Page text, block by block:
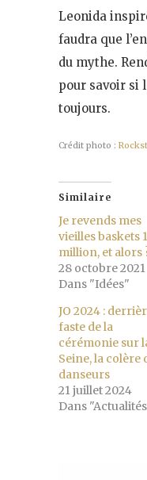
Leonida
faudra que
du mythe.
pour savoir si
toujours.
Crédit photo :
Similaire
Je revends mes
vieilles baskets
million, et alors
28 octobre 2021
Dans "Idées"
JO 2024 :
faste de la
cérémonie sur
Seine, la colère
danseurs
21 juillet 2024
Dans